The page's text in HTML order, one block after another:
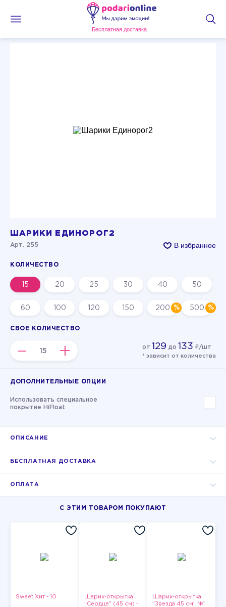
Бесплатная доставка
ШАРИКИ ЕДИНОРОГ2
Арт. 255 В избранное
КОЛИЧЕСТВО
15 20 25 30 40 50
60 100 120 150 200 500
СВОЕ КОЛИЧЕСТВО
– + от 129 до 133 ₽/шт
* зависит от количества
ДОПОЛНИТЕЛЬНЫЕ ОПЦИИ
Использовать специальное
покрытие HiFloat
ОПИСАНИЕ
БЕСПЛАТНАЯ ДОСТАВКА
ОПЛАТА
С ЭТИМ ТОВАРОМ ПОКУПАЮТ
Sweet Хит - 10
Шарик-открытка
"Сердце" (45 см) -
Шарик-открытка
"Звезда 45 см" №1